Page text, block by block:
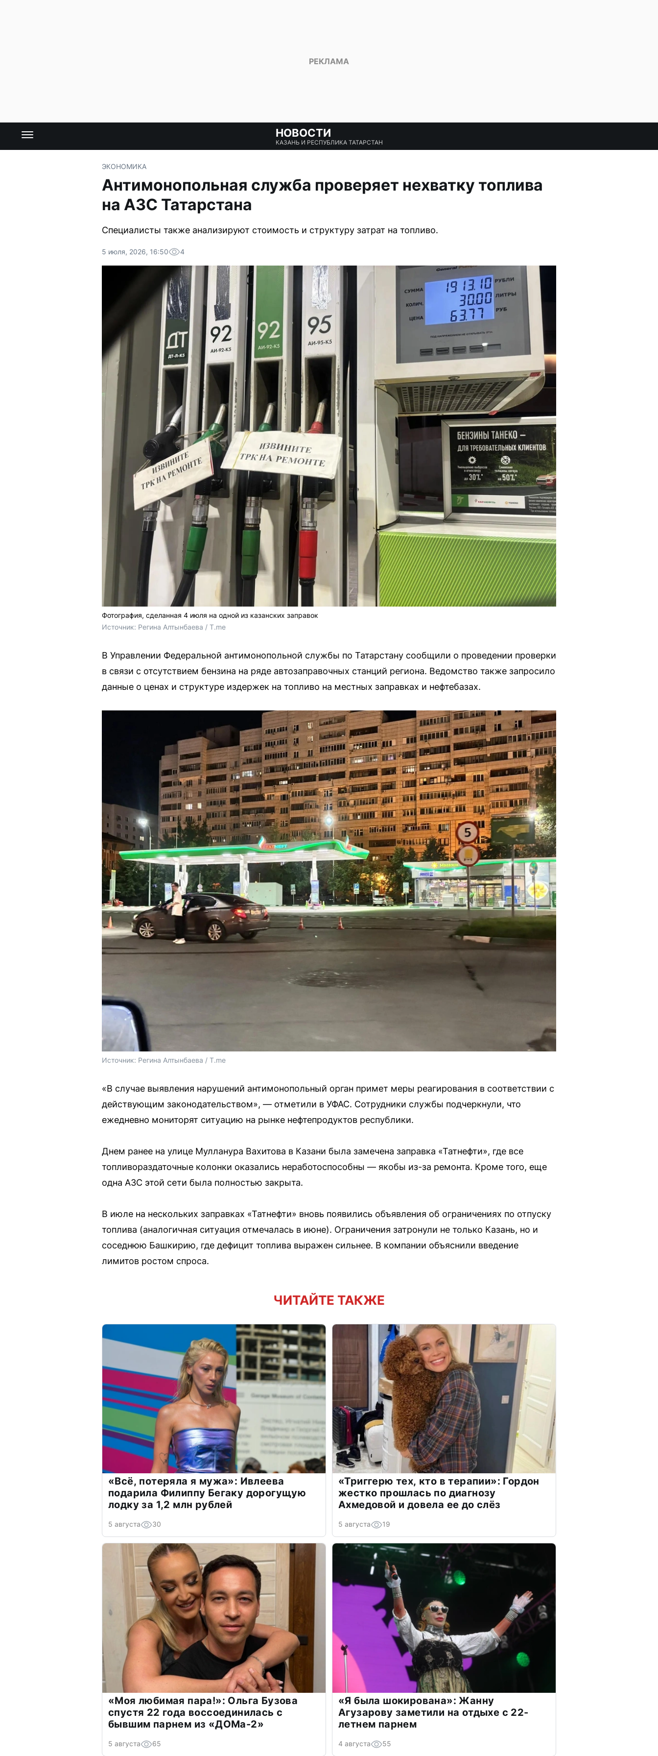
НОВОСТИ
КАЗАНЬ И РЕСПУБЛИКА ТАТАРСТАН
ЭКОНОМИКА
Антимонопольная служба проверяет нехватку топлива
на АЗС Татарстана
Специалисты также анализируют стоимость и структуру затрат на топливо.
5 июля, 2026, 16:50 4
Фотография, сделанная 4 июля на одной из казанских заправок
Источник: Регина Алтынбаева / T.me
В Управлении Федеральной антимонопольной службы по Татарстану сообщили о проведении проверки
в связи с отсутствием бензина на ряде автозаправочных станций региона. Ведомство также запросило
данные о ценах и структуре издержек на топливо на местных заправках и нефтебазах.
Источник: Регина Алтынбаева / T.me
«В случае выявления нарушений антимонопольный орган примет меры реагирования в соответствии с
действующим законодательством», — отметили в УФАС. Сотрудники службы подчеркнули, что
ежедневно мониторят ситуацию на рынке нефтепродуктов республики.
Днем ранее на улице Мулланура Вахитова в Казани была замечена заправка «Татнефти», где все
топливораздаточные колонки оказались неработоспособны — якобы из-за ремонта. Кроме того, еще
одна АЗС этой сети была полностью закрыта.
В июле на нескольких заправках «Татнефти» вновь появились объявления об ограничениях по отпуску
топлива (аналогичная ситуация отмечалась в июне). Ограничения затронули не только Казань, но и
соседнюю Башкирию, где дефицит топлива выражен сильнее. В компании объяснили введение
лимитов ростом спроса.
ЧИТАЙТЕ ТАКЖЕ
«Всё, потеряла я мужа»: Ивлеева
подарила Филиппу Бегаку дорогущую
лодку за 1,2 млн рублей
5 августа 30
«Триггерю тех, кто в терапии»: Гордон
жестко прошлась по диагнозу
Ахмедовой и довела ее до слёз
5 августа 19
«Моя любимая пара!»: Ольга Бузова
спустя 22 года воссоединилась с
бывшим парнем из «ДОМа-2»
5 августа 65
«Я была шокирована»: Жанну
Агузарову заметили на отдыхе с 22-
летнем парнем
4 августа 55